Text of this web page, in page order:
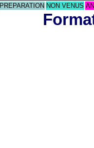
PREPARATION NON VENUS